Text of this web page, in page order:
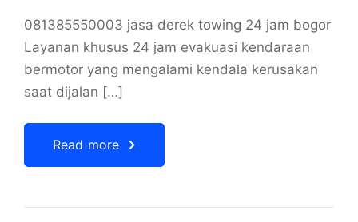
081385550003 jasa derek towing 24 jam bogor
Layanan khusus 24 jam evakuasi kendaraan
bermotor yang mengalami kendala kerusakan
saat dijalan […]
Read more